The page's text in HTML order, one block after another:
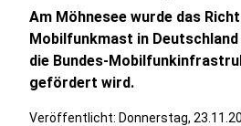
Am Möhnesee wurde das
Mobilfunkmast in
die Bundes-
gefördert wird.
Veröffentlicht: Donnerstag,